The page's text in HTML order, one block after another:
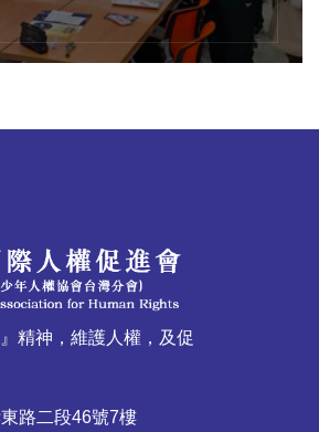
精神，維護人權，及促
路二段46號7樓